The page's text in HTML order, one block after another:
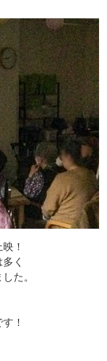
！
く
た。
！